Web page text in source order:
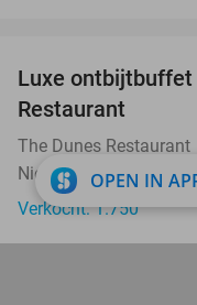
OUT
Luxe ontbijtbuffet
Restaurant
The Dunes Restaurant
Nieuwpoort
Verkocht: 1.750
OPEN IN